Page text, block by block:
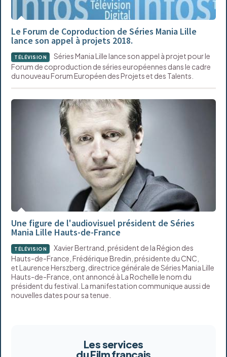
Le Forum de Coproduction de Séries Mania Lille
lance son appel à projets 2018.
TÉLÉVISION
Séries Mania Lille lance son appel à projet pour le
Forum de coproduction de séries européennes dans le cadre
du nouveau Forum Européen des Projets et des Talents.
Une figure de l'audiovisuel président de Séries
Mania Lille Hauts-de-France
TÉLÉVISION
Xavier Bertrand, président de la Région des
Hauts-de-France, Frédérique Bredin, présidente du CNC,
et Laurence Herszberg, directrice générale de Séries Mania Lille
Hauts-de-France, ont annoncé à La Rochelle le nom du
président du festival. La manifestation communique aussi de
nouvelles dates pour sa tenue.
Les services
du Film français